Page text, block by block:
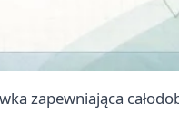
zapewniająca